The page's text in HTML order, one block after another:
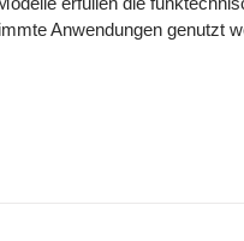
Anwendungen genutzt